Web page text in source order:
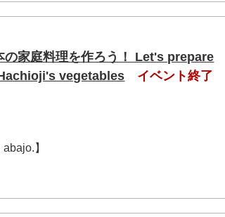
の家庭料理を作ろう！ Let's prepare
vegetables
イベント終了
】